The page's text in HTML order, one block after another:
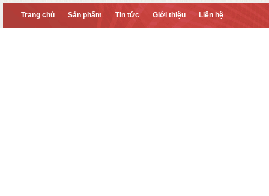
Trang chủ Sản phẩm Tin tức Giới thiệu Liên hệ